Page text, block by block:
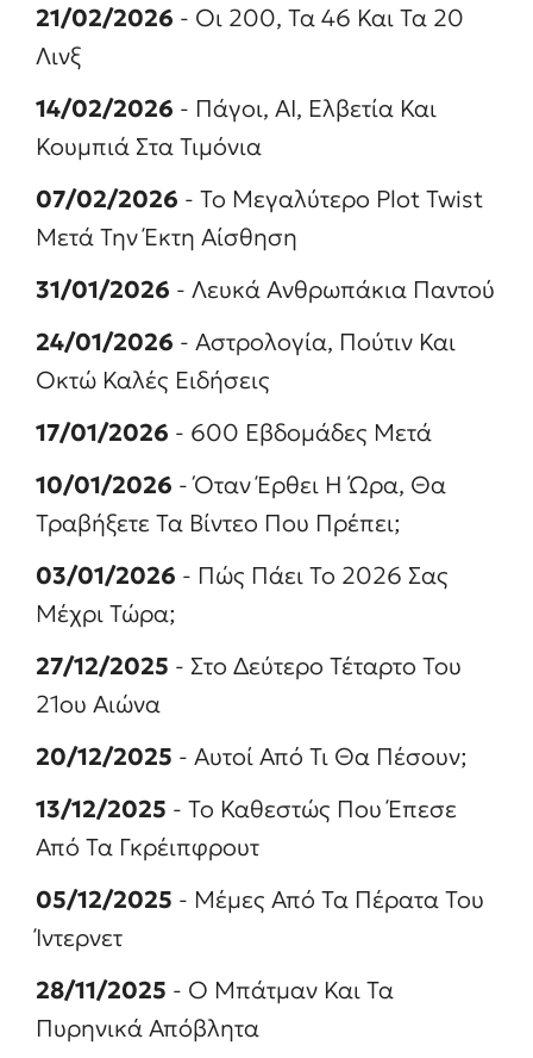
21/02/2026 - Οι 200, Τα 46 Και Τα 20
Λινξ
14/02/2026 - Πάγοι, ΑΙ, Ελβετία Και
Κουμπιά Στα Τιμόνια
07/02/2026 - Το Μεγαλύτερο Plot Twist
Μετά Την Έκτη Αίσθηση
31/01/2026 - Λευκά Ανθρωπάκια Παντού
24/01/2026 - Αστρολογία, Πούτιν Και
Οκτώ Καλές Ειδήσεις
17/01/2026 - 600 Εβδομάδες Μετά
10/01/2026 - Όταν Έρθει Η Ώρα, Θα
Τραβήξετε Τα Βίντεο Που Πρέπει;
03/01/2026 - Πώς Πάει Το 2026 Σας
Μέχρι Τώρα;
27/12/2025 - Στο Δεύτερο Τέταρτο Του
21ου Αιώνα
20/12/2025 - Αυτοί Από Τι Θα Πέσουν;
13/12/2025 - Το Καθεστώς Που Έπεσε
Από Τα Γκρέιπφρουτ
05/12/2025 - Μέμες Από Τα Πέρατα Του
Ίντερνετ
28/11/2025 - Ο Μπάτμαν Και Τα
Πυρηνικά Απόβλητα